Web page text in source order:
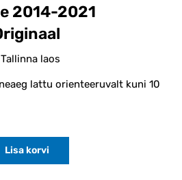
2014-2021
laos
lattu orienteeruvalt kuni 10
Lisa korvi